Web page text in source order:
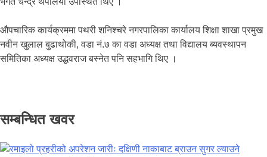
औपचारिक कार्यक्रममा पथरी शनिश्चरे नगरपालिका कार्यालय शिक्षा शाखा प्रमुख
नवीन खुलाल बुढाथोकी, वडा नं.७ का वडा अध्यक्ष तथा विद्यालय ब्यवस्थापन
समितिका अध्यक्ष उद्धवराज बस्नेत पनि सहभागि थिए ।
सम्बन्धित खवर